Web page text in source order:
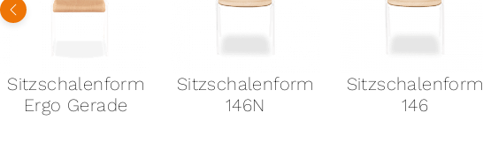
Sitzschalenform
Ergo Gerade
Sitzschalenform
146N
Sitzschalenform
146